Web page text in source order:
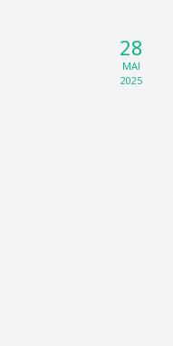
28
MAI
2025